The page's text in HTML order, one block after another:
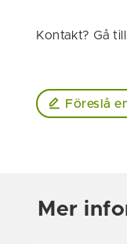
Kontakt? Gå till
Föreslå
Mer